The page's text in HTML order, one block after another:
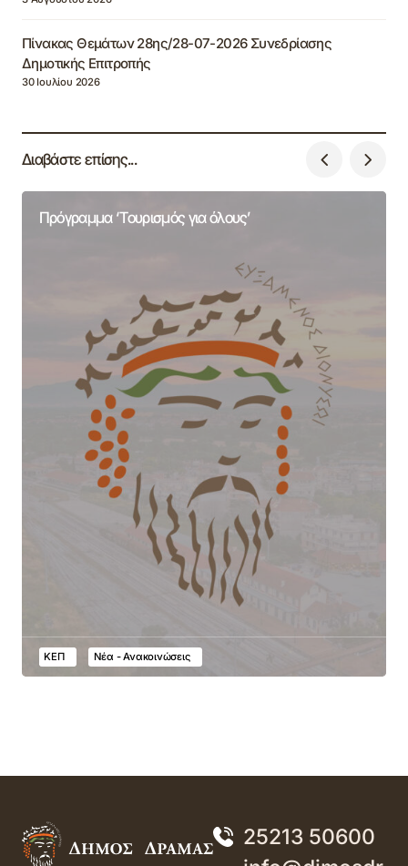
Πίνακας Θεμάτων 28ης/28-07-2026 Συνεδρίασης
Δημοτικής Επιτροπής
30 Ιουλίου 2026
Διαβάστε επίσης...
Πρόγραμμα ‘Τουρισμός για όλους’
ΚΕΠ Νέα - Ανακοινώσεις
25213 50600